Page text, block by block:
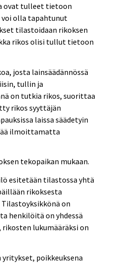
ovat tulleet tietoon
voi olla tapahtunut
tilastoidaan rikoksen
rikos olisi tullut tietoon
josta lainsäädännössä
tullin ja
on tutkia rikos, suorittaa
rikos syyttäjän
laissa säädetyin
ilmoittamatta
tekopaikan mukaan.
esitetään tilastossa yhtä
rikoksesta
on
henkilöitä on yhdessä
lukumääräksi on
poikkeuksena